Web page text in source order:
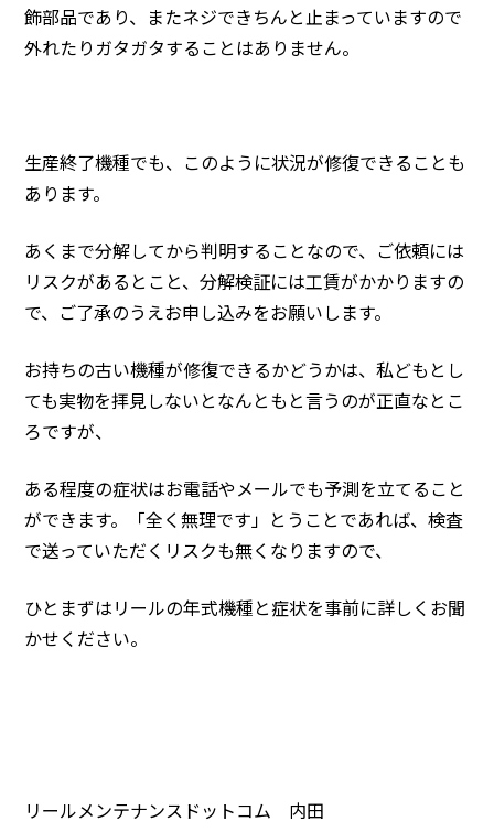
飾部品であり、またネジできちんと止まっていますので
外れたりガタガタすることはありません。
生産終了機種でも、このように状況が修復できることも
あります。
あくまで分解してから判明することなので、ご依頼には
リスクがあるとこと、分解検証には工賃がかかりますの
で、ご了承のうえお申し込みをお願いします。
お持ちの古い機種が修復できるかどうかは、私どもとし
ても実物を拝見しないとなんともと言うのが正直なとこ
ろですが、
ある程度の症状はお電話やメールでも予測を立てること
ができます。「全く無理です」とうことであれば、検査
で送っていただくリスクも無くなりますので、
ひとまずはリールの年式機種と症状を事前に詳しくお聞
かせください。
リールメンテナンスドットコム 内田